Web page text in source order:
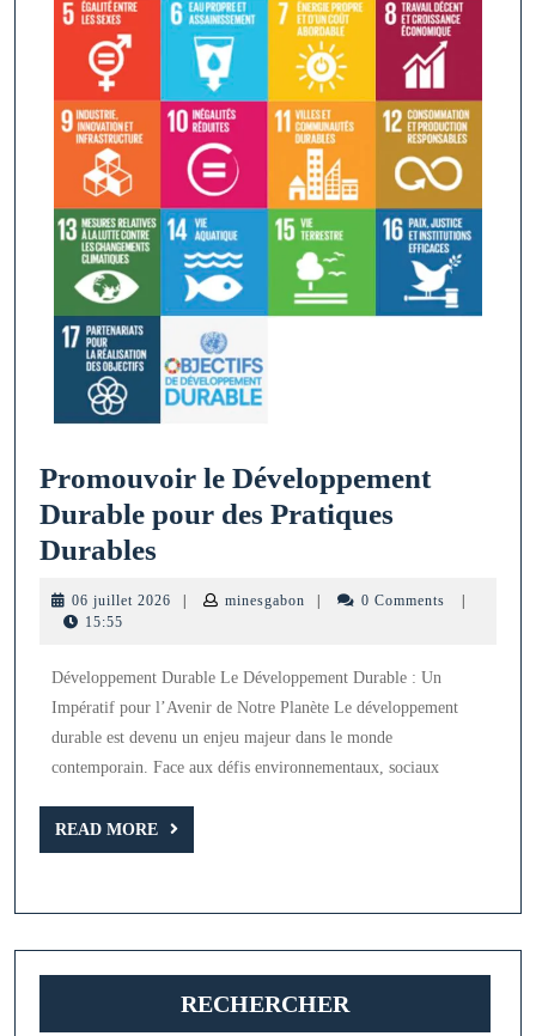
Promouvoir le Développement
Durable pour des Pratiques
Durables
pour
des
Pratiques
Durables
06 juillet 2026 06
minesgabon minesgabon0 Comments
15:55
Développement Durable Le Développement Durable : Un
Impératif pour l’Avenir de Notre Planète Le développement
durable est devenu un enjeu majeur dans le monde
contemporain. Face aux défis environnementaux, sociaux
READ MORE
READ
MORE
RECHERCHER